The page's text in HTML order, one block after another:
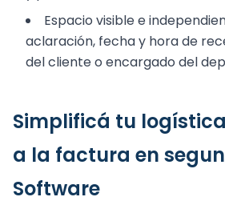
Espacio visible e independiente para la firma,
aclaración, fecha y hora de
del cliente o encargado del
Simplificá tu logística: del remito
a la factura en
Software